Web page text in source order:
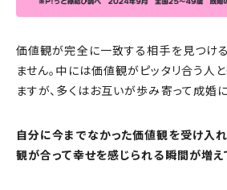
価値観が完全に一致する相手を見つけ
ません。中には価値観がピッタリ合う人
ますが、多くはお互いが歩み寄って成婚
自分に今までなかった価値観を受け入
観が合って幸せを感じられる瞬間が増え